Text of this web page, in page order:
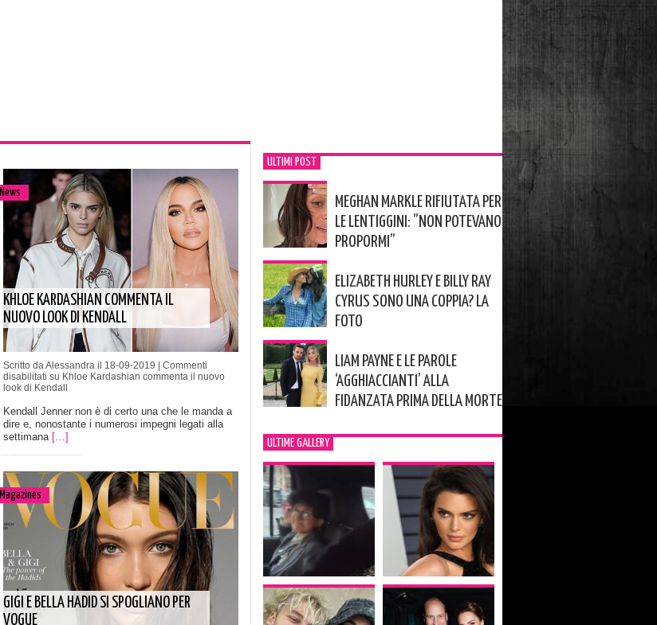
News
KHLOE KARDASHIAN COMMENTA IL
NUOVO LOOK DI KENDALL
Scritto da Alessandra il 18-09-2019 | Commenti
disabilitati su Khloe Kardashian commenta il nuovo
look di Kendall
Kendall Jenner non è di certo una che le manda a
dire e, nonostante i numerosi impegni legati alla
settimana […]
Magazines
GIGI E BELLA HADID SI SPOGLIANO PER
VOGUE
ULTIMI POST
MEGHAN MARKLE RIFIUTATA PER
LE LENTIGGINI: ”NON POTEVANO
PROPORMI”
ELIZABETH HURLEY E BILLY RAY
CYRUS SONO UNA COPPIA? LA
FOTO
LIAM PAYNE E LE PAROLE
‘AGGHIACCIANTI’ ALLA
FIDANZATA PRIMA DELLA MORTE
ULTIME GALLERY